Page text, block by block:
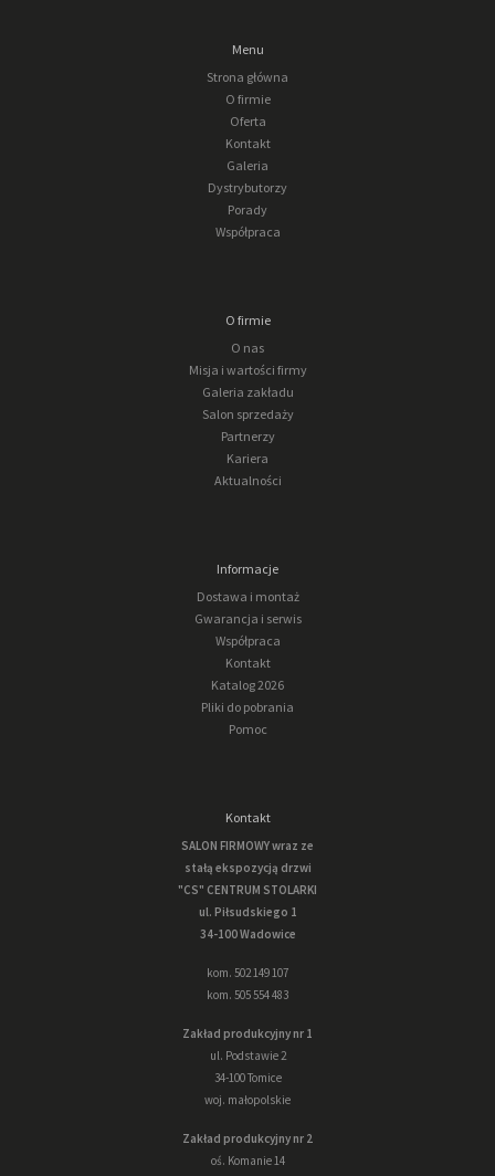
Menu
Strona główna
O firmie
Oferta
Kontakt
Galeria
Dystrybutorzy
Porady
Współpraca
O firmie
O nas
Misja i wartości firmy
Galeria zakładu
Salon sprzedaży
Partnerzy
Kariera
Aktualności
Informacje
Dostawa i montaż
Gwarancja i serwis
Współpraca
Kontakt
Katalog 2026
Pliki do pobrania
Pomoc
Kontakt
SALON FIRMOWY wraz ze
stałą ekspozycją drzwi
"CS" CENTRUM STOLARKI
ul. Piłsudskiego 1
34-100 Wadowice
kom. 502 149 107
kom. 505 554 483
Zakład produkcyjny nr 1
ul. Podstawie 2
34-100 Tomice
woj. małopolskie
Zakład produkcyjny nr 2
oś. Komanie 14